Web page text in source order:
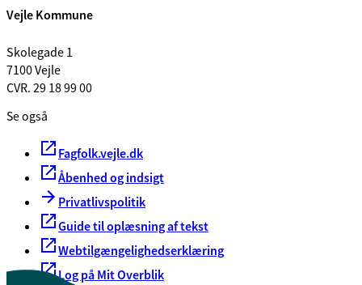
Vejle Kommune
Skolegade 1
7100 Vejle
CVR. 29 18 99 00
Se også
Fagfolk.vejle.dk
Åbenhed og indsigt
Privatlivspolitik
Guide til oplæsning af tekst
Webtilgængelighedserklæring
Log på Mit Overblik